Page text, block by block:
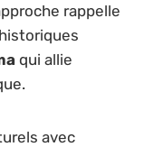
rappelle
qui allie
avec